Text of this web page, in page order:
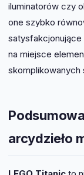
iluminatorów czy
one szybko
na miejsce
skomplikowanych
arcydzieło